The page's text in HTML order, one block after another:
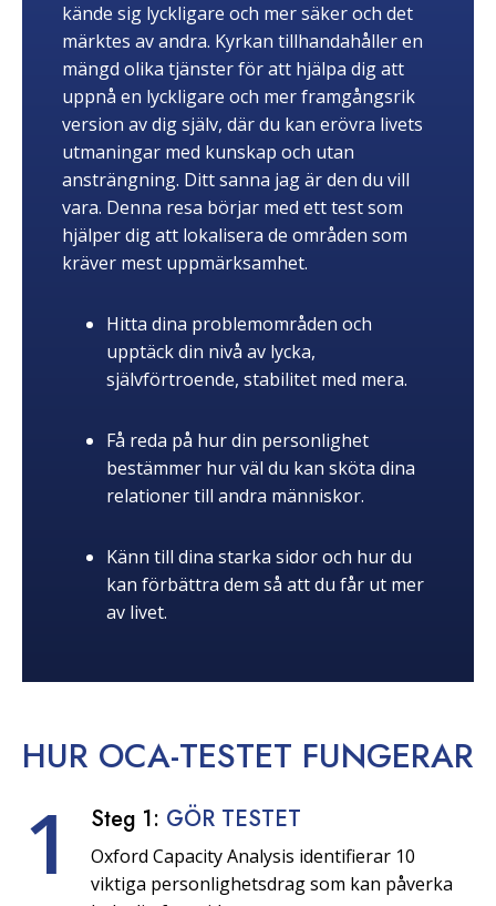
kände sig lyckligare och mer säker och det
märktes av andra. Kyrkan tillhandahåller en
mängd olika tjänster för att hjälpa dig att
uppnå en lyckligare och mer framgångsrik
version av dig själv, där du kan erövra livets
utmaningar med kunskap och utan
ansträngning. Ditt sanna jag är den du vill
vara. Denna resa börjar med ett test som
hjälper dig att lokalisera de områden som
kräver mest uppmärksamhet.
Hitta dina problemområden och
upptäck din nivå av lycka,
självförtroende, stabilitet med mera.
Få reda på hur din personlighet
bestämmer hur väl du kan sköta dina
relationer till andra människor.
Känn till dina starka sidor och hur du
kan förbättra dem så att du får ut mer
av livet.
HUR OCA-TESTET FUNGERAR
1 Steg 1: GÖR TESTET
Oxford Capacity Analysis identifierar 10
viktiga personlighetsdrag som kan påverka